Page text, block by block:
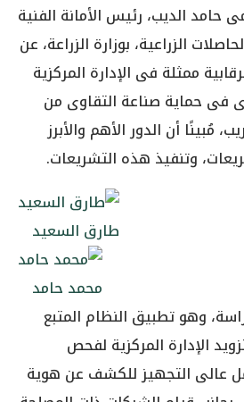
الديب، رئيس الأمانة الفنية
الزراعية، بوزارة الزراعة، عن
ممثلة فى الإدارة المركزية
فى حماية صناعة التقاوى من
مُبينًا أن الدور الأهم والأبرز
وتنفيذ هذه التشريعات.
طارق السعيد
محمد حامد
وهو تطبيق النظام المتبع
الإدارة المركزية لفحص
عالى التجهيز للكشف عن هوية